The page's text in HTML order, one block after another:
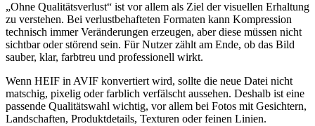
„Ohne Qualitätsverlust“ ist vor allem als Ziel der visuellen Erhaltung
zu verstehen. Bei verlustbehafteten Formaten kann Kompression
technisch immer Veränderungen erzeugen, aber diese müssen nicht
sichtbar oder störend sein. Für Nutzer zählt am Ende, ob das Bild
sauber, klar, farbtreu und professionell wirkt.
Wenn HEIF in AVIF konvertiert wird, sollte die neue Datei nicht
matschig, pixelig oder farblich verfälscht aussehen. Deshalb ist eine
passende Qualitätswahl wichtig, vor allem bei Fotos mit Gesichtern,
Landschaften, Produktdetails, Texturen oder feinen Linien.